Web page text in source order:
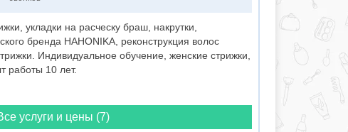
укладки на расческу браш, накрутки,
бренда НАНОNIKA, реконструкция волос
Индивидуальное обучение, женские стрижки,
работы 10 лет.
услуги и цены (7)